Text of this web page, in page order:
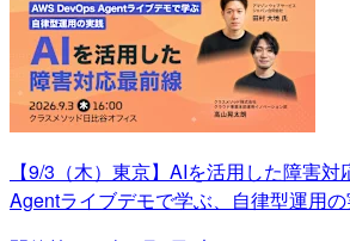
【9/3（木）東京】AIを活用した障害
Agentライブデモで学ぶ、自律型運用